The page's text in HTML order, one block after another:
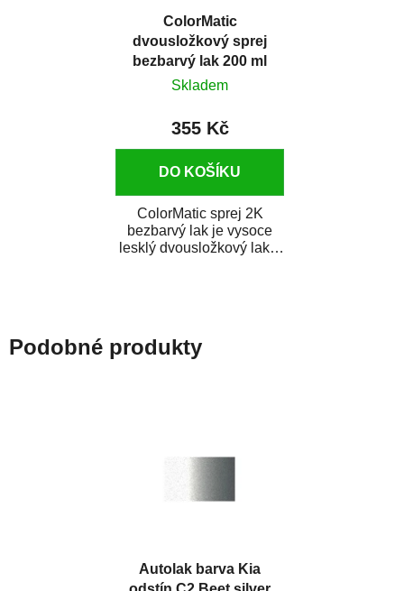
ColorMatic
dvousložkový sprej
bezbarvý lak 200 ml
Skladem
355 Kč
DO KOŠÍKU
ColorMatic sprej 2K
bezbarvý lak je vysoce
lesklý dvousložkový lak s
Podobné produkty
Autolak barva Kia